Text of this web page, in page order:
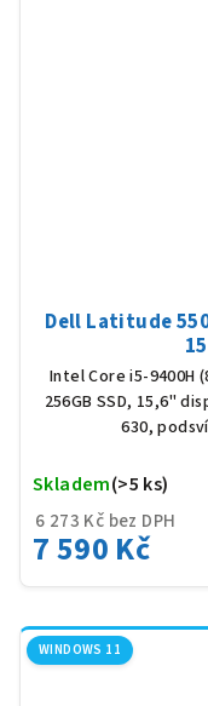
Dell Latitude
Intel Core i5-9400H
256GB SSD, 15,6"
630,
6 273 Kč bez DPH
7 590 Kč
Skladem(>5 ks)
WINDOWS 11